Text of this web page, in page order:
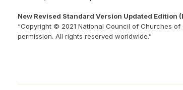
New Revised Standard Version Updated Edition
“Copyright © 2021 National Council of Churches
permission. All rights reserved worldwide.”